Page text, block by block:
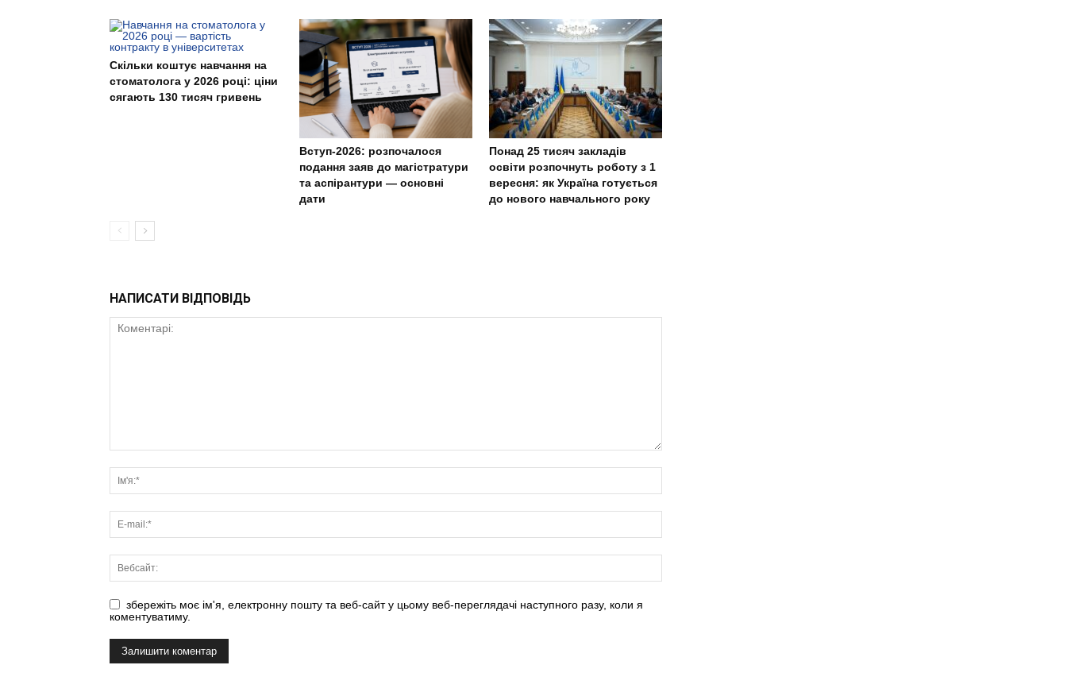
Скільки коштує навчання на
стоматолога у 2026 році: ціни
сягають 130 тисяч гривень
Вступ-2026: розпочалося
подання заяв до магістратури
та аспірантури — основні
дати
Понад 25 тисяч закладів
освіти розпочнуть роботу з 1
вересня: як Україна готується
до нового навчального року
НАПИСАТИ ВІДПОВІДЬ
збережіть моє ім'я, електронну пошту та веб-сайт у цьому веб-переглядачі наступного разу, коли я
коментуватиму.